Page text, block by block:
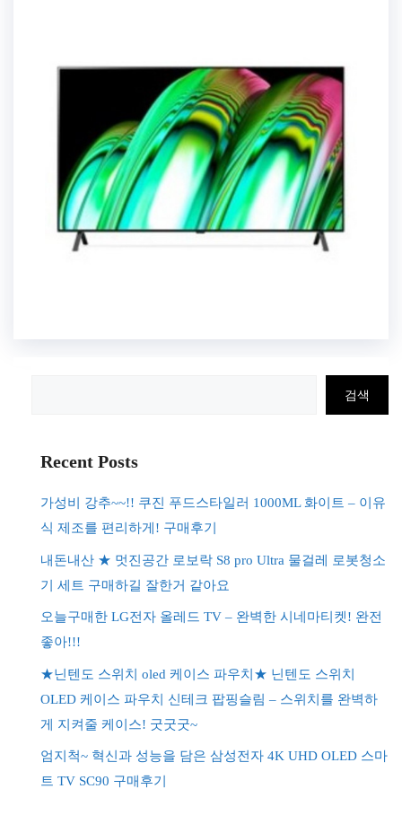
검색
Recent Posts
가성비 강추~~!! 쿠진 푸드스타일러 1000ML 화이트 – 이유
식 제조를 편리하게! 구매후기
내돈내산 ★ 멋진공간 로보락 S8 pro Ultra 물걸레 로봇청소
기 세트 구매하길 잘한거 같아요
오늘구매한 LG전자 올레드 TV – 완벽한 시네마티켓! 완전
좋아!!!
★닌텐도 스위치 oled 케이스 파우치★ 닌텐도 스위치
OLED 케이스 파우치 신테크 팝핑슬림 – 스위치를 완벽하
게 지켜줄 케이스! 굿굿굿~
엄지척~ 혁신과 성능을 담은 삼성전자 4K UHD OLED 스마
트 TV SC90 구매후기